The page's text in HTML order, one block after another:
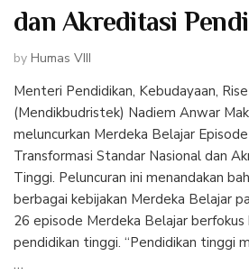
dan Akreditasi
by Humas VIII
Menteri Pendidikan, Kebudayaan,
(Mendikbudristek) Nadiem Anwar
meluncurkan Merdeka Belajar
Transformasi Standar Nasional dan
Tinggi. Peluncuran ini menandakan
berbagai kebijakan Merdeka Belajar
26 episode Merdeka Belajar
pendidikan tinggi. “Pendidikan tinggi
…